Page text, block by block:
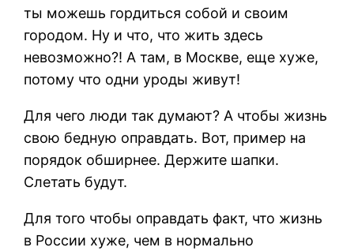
ты можешь гордиться собой и своим
городом. Ну и что, что жить здесь
невозможно?! А там, в Москве, еще хуже,
потому что одни уроды живут!
Для чего люди так думают? А чтобы жизнь
свою бедную оправдать. Вот, пример на
порядок обширнее. Держите шапки.
Слетать будут.
Для того чтобы оправдать факт, что жизнь
в России хуже, чем в нормально